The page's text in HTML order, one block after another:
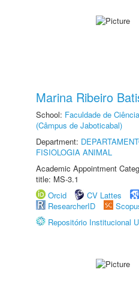
Marina Ribeiro
School: Faculdade de
(Câmpus de Jaboticabal)
Department:
FISIOLOGIA ANIMAL
Academic Appointment
title: MS-3.1
Orcid
CV Lattes
ResearcherID
Repositório Institucional